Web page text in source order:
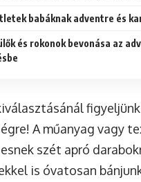
babáknak adventre és
és rokonok bevonása az
A műanyag vagy
szét apró
is óvatosan